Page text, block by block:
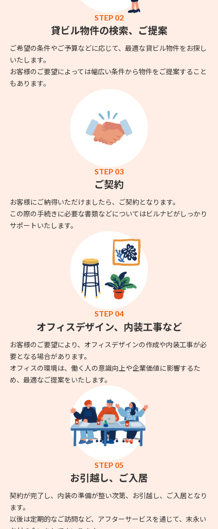
STEP 02
貸ビル物件の検索、ご提案
ご希望の条件やご予算などに応じて、最適な貸ビル物件をお探し
いたします。
お客様のご要望によっては幅広い条件から物件をご提案すること
もあります。
STEP 03
ご契約
お客様にご納得いただけましたら、ご契約となります。
この際の手続きに必要な書類などについてはビルナビがしっかり
サポートいたします。
STEP 04
オフィスデザイン、内装工事など
お客様のご要望により、オフィスデザインの作成や内装工事が必
要となる場合があります。
オフィスの環境は、働く人の意識向上や企業価値に影響するた
め、最適なご提案をいたします。
STEP 05
お引越し、ご入居
契約が完了し、内装の準備が整い次第、お引越し、ご入居となり
ます。
以後は定期的なご訪問など、アフターサービスを通じて、末永い